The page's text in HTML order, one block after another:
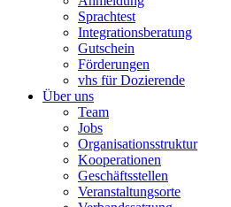
Sprachtest
Integrationsberatung
Gutschein
Förderungen
vhs für Dozierende
Über uns
Team
Jobs
Organisationsstruktur
Kooperationen
Geschäftsstellen
Veranstaltungsorte